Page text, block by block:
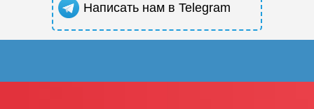
Написать нам в Telegram